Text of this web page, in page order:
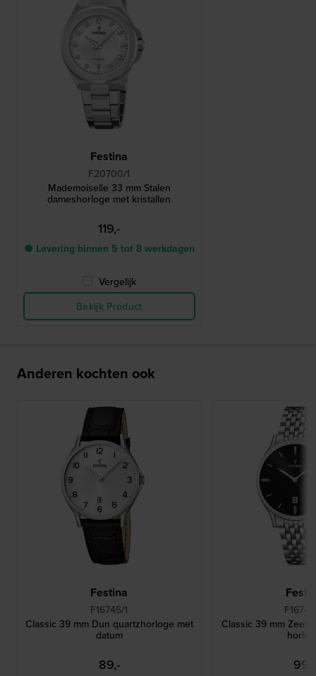
Festina
F20700/1
Mademoiselle 33 mm Stalen
dameshorloge met kristallen
119,-
● Levering binnen 5 tot 8 werkdagen
Vergelijk
Bekijk Product
Anderen kochten ook
Festina
F16745/1
Classic 39 mm Dun quartzhorloge met
datum
89,-
Classic 39 mm Zeer
99,-